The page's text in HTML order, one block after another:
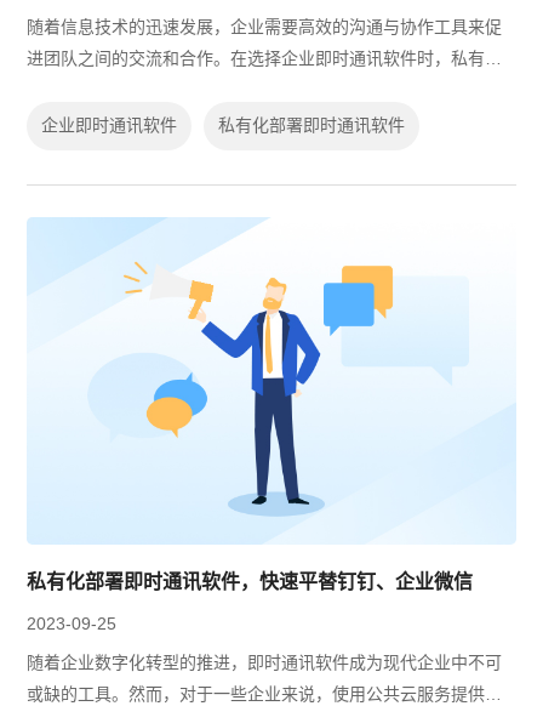
随着信息技术的迅速发展，企业需要高效的沟通与协作工具来促
进团队之间的交流和合作。在选择企业即时通讯软件时，私有化
企业为何选择私有化部署即时通讯软...
企业即时通讯软件 私有化部署即时通讯软件
私有化部署即时通讯软件，快速平替钉钉、企业微信
2023-09-25
随着企业数字化转型的推进，即时通讯软件成为现代企业中不可
或缺的工具。然而，对于一些企业来说，使用公共云服务提供的